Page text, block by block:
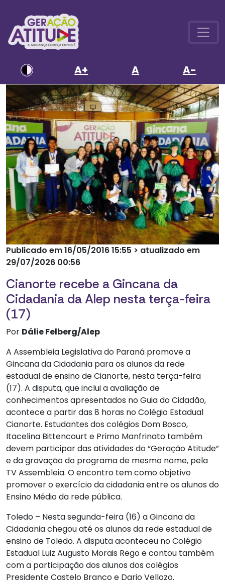
A+ A A-
Publicado em 16/05/2016 15:55 > atualizado em
29/07/2026 00:56
Cianorte recebe a Gincana da
Cidadania da Alep nesta terça-feira
(17)
Por Dálie Felberg/Alep
A Assembleia Legislativa do Paraná promove a
Gincana da Cidadania para os alunos da rede
estadual de ensino de Cianorte, nesta terça-feira
(17). A disputa, que inclui a avaliação de
conhecimentos apresentados no Guia do Cidadão,
acontece a partir das 8 horas no Colégio Estadual
Cianorte. Estudantes dos colégios Dom Bosco,
Itacelina Bittencourt e Primo Manfrinato também
devem participar das atividades do “Geração Atitude”
e da gravação do programa de mesmo nome, pela
TV Assembleia. O encontro tem como objetivo
promover o exercício da cidadania entre os alunos do
Ensino Médio da rede pública.
Toledo – Nesta segunda-feira (16) a Gincana da
Cidadania chegou até os alunos da rede estadual de
ensino de Toledo. A disputa aconteceu no Colégio
Estadual Luiz Augusto Morais Rego e contou também
com a participação dos alunos dos colégios
Presidente Castelo Branco e Dario Vellozo.